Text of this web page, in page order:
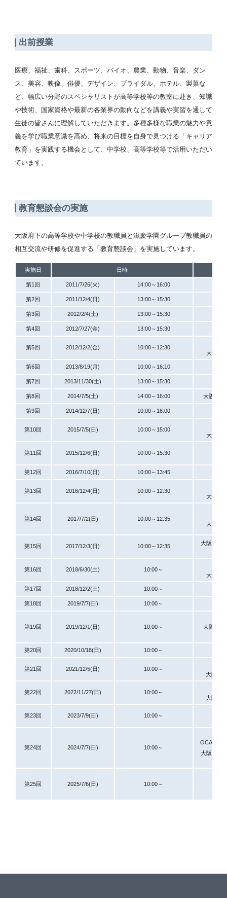
出前授業
医療、福祉、歯科、スポーツ、バイオ、農業、動物、音楽、ダン
ス、美容、映像、俳優、デザイン、ブライダル、ホテル、製菓な
ど、幅広い分野のスペシャリストが高等学校等の教室に赴き、知識
や技術、国家資格や最新の各業界の動向などを講義や実習を通して
生徒の皆さんに理解していただきます。多種多様な職業の魅力や意
義を学び職業意識を高め、将来の目標を自身で見つける「キャリア
教育」を実践する機会として、中学校、高等学校等で活用いただい
ています。
教育懇談会の実施
大阪府下の高等学校や中学校の教職員と滋慶学園グループ教職員の
相互交流や研修を促進する「教育懇談会」を実施しています。
実施日 日時
第1回 2011/7/26(火) 14:00～16:00
第2回 2011/12/4(日) 13:00～15:30
第3回 2012/2/4(土) 13:00～15:30
第4回 2012/7/27(金) 13:00～15:30
第5回 2012/12/2(金) 10:00～12:30
大阪ア
第6回 2013/8/19(月) 10:00～16:10
第7回 2013/11/30(土) 13:00～15:30
第8回 2014/7/5(土) 14:00～16:00 大阪コミ
第9回 2014/12/7(日) 10:00～16:00
第10回 2015/7/5(日) 10:00～15:00
大阪ア
第11回 2015/12/6(日) 10:00～15:30
第12回 2016/7/10(日) 10:00～13:45
第13回 2016/12/4(日) 10:00～12:30
大阪ア
第14回 2017/7/2(日) 10:00～12:35
大阪ア
第15回 2017/12/3(日) 10:00～12:35 大阪スク
第16回 2018/6/30(土) 10:00～
大阪ア
第17回 2018/12/2(土) 10:00～
第18回 2019/7/7(日) 10:00～
第19回 2019/12/1(日) 10:00～ 大阪スク
第20回 2020/10/18(日) 10:00～
第21回 2021/12/5(日) 10:00～
大阪ア
第22回 2022/11/27(日) 10:00～
大阪ア
第23回 2023/7/9(日) 10:00～
第24回 2024/7/7(日) 10:00～
OCA大阪
大阪ホテ
第25回 2025/7/6(日) 10:00～